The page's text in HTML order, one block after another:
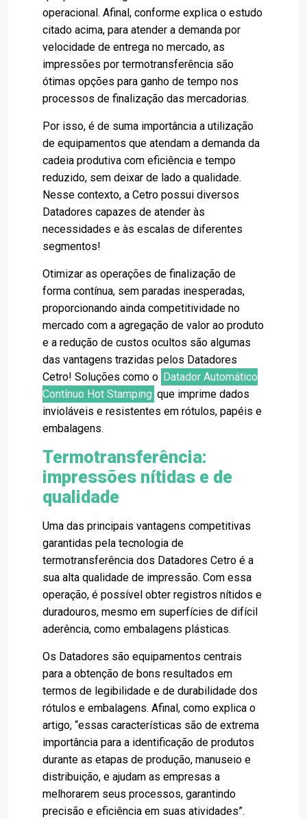
operacional. Afinal, conforme explica o estudo
citado acima, para atender a demanda por
velocidade de entrega no mercado, as
impressões por termotransferência são
ótimas opções para ganho de tempo nos
processos de finalização das mercadorias.
Por isso, é de suma importância a utilização
de equipamentos que atendam a demanda da
cadeia produtiva com eficiência e tempo
reduzido, sem deixar de lado a qualidade.
Nesse contexto, a Cetro possui diversos
Datadores capazes de atender às
necessidades e às escalas de diferentes
segmentos!
Otimizar as operações de finalização de
forma contínua, sem paradas inesperadas,
proporcionando ainda competitividade no
mercado com a agregação de valor ao produto
e a redução de custos ocultos são algumas
das vantagens trazidas pelos Datadores
Cetro! Soluções como o Datador Automático
Contínuo Hot Stamping que imprime dados
invioláveis e resistentes em rótulos, papéis e
embalagens.
Termotransferência:
impressões nítidas e de
qualidade
Uma das principais vantagens competitivas
garantidas pela tecnologia de
termotransferência dos Datadores Cetro é a
sua alta qualidade de impressão. Com essa
operação, é possível obter registros nítidos e
duradouros, mesmo em superfícies de difícil
aderência, como embalagens plásticas.
Os Datadores são equipamentos centrais
para a obtenção de bons resultados em
termos de legibilidade e de durabilidade dos
rótulos e embalagens. Afinal, como explica o
artigo, “essas características são de extrema
importância para a identificação de produtos
durante as etapas de produção, manuseio e
distribuição, e ajudam as empresas a
melhorarem seus processos, garantindo
precisão e eficiência em suas atividades”.